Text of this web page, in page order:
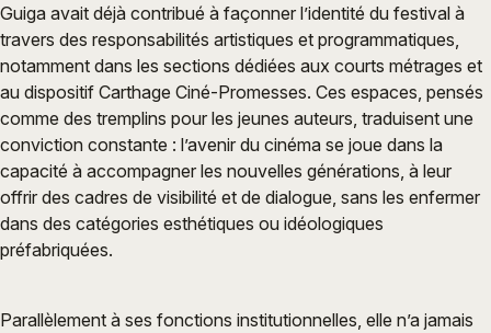
Guiga avait déjà contribué à façonner l’identité du festival à
travers des responsabilités artistiques et programmatiques,
notamment dans les sections dédiées aux courts métrages et
au dispositif Carthage Ciné-Promesses. Ces espaces, pensés
comme des tremplins pour les jeunes auteurs, traduisent une
conviction constante : l’avenir du cinéma se joue dans la
capacité à accompagner les nouvelles générations, à leur
offrir des cadres de visibilité et de dialogue, sans les enfermer
dans des catégories esthétiques ou idéologiques
préfabriquées.
Parallèlement à ses fonctions institutionnelles, elle n’a jamais